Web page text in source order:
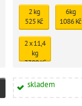
2 kg
525 Kč
6kg
1086 Kč
2 x 11,4
kg
3399 Kč
skladem